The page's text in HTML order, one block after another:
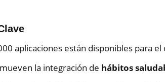
aplicaciones están disponibles para el
la integración de hábitos